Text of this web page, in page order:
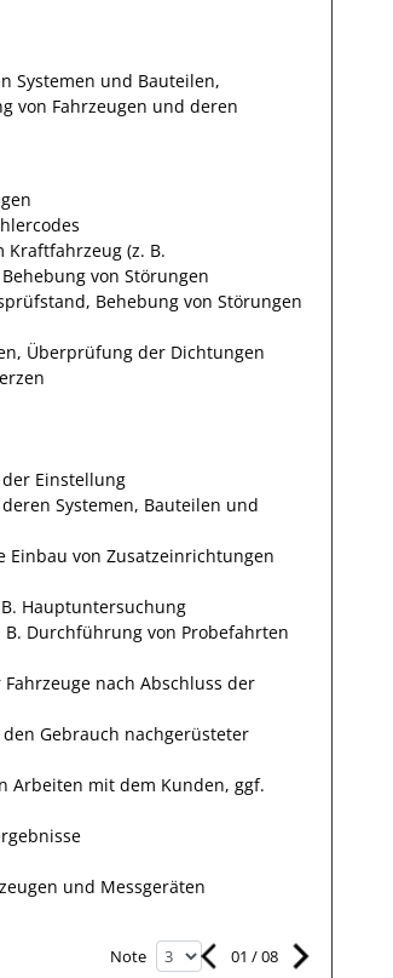
Systemen und Bauteilen,
von Fahrzeugen und deren
(z. B.
von Störungen
Behebung von Störungen
Überprüfung der Dichtungen
Einstellung
Systemen, Bauteilen und
Einbau von Zusatzeinrichtungen
Hauptuntersuchung
Durchführung von Probefahrten
nach Abschluss der
Gebrauch nachgerüsteter
Arbeiten mit dem Kunden, ggf.
und Messgeräten
Note 01 /08